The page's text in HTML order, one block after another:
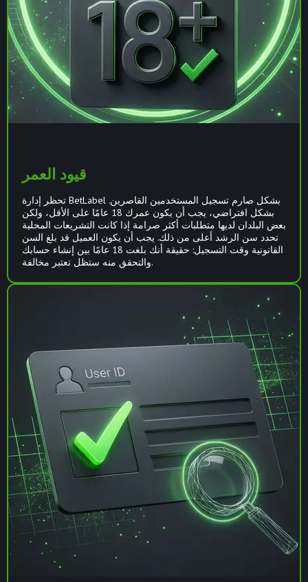
قيود العمر
تحظر إدارة BetLabel بشكل صارم تسجيل المستخدمين القاصرين.
بشكل افتراضي، يجب أن يكون عمرك 18 عامًا على الأقل، ولكن
بعض البلدان لديها متطلبات أكثر صرامة إذا كانت التشريعات المحلية
تحدد سن الرشد أعلى من ذلك. يجب أن يكون العميل قد بلغ السن
القانونية وقت التسجيل: حقيقة أنك بلغت 18 عامًا بين إنشاء حسابك
والتحقق منه ستظل تعتبر مخالفة.